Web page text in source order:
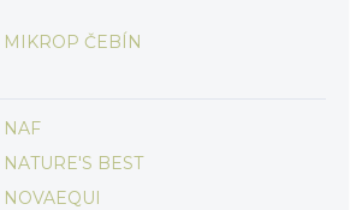
MIKROP ČEBÍN
NAF
NATURE'S BEST
NOVAEQUI